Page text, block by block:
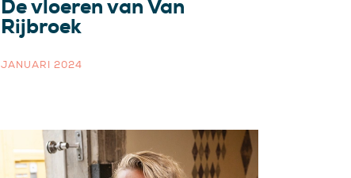
De vloeren van Van
Rijbroek
JANUARI 2024